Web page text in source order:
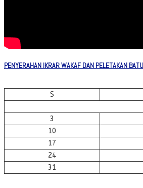
PENYERAHAN IKRAR WAKAF DAN PELETAKAN
S
3
10
17
24
31